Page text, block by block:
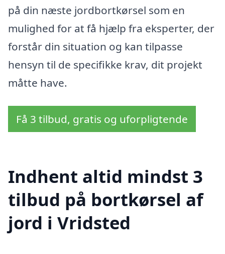
på din næste jordbortkørsel som en
mulighed for at få hjælp fra eksperter, der
forstår din situation og kan tilpasse
hensyn til de specifikke krav, dit projekt
måtte have.
Få 3 tilbud, gratis og uforpligtende
Indhent altid mindst 3
tilbud på bortkørsel af
jord i Vridsted